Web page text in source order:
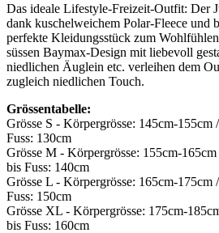
Das ideale Lifestyle-Freizeit-Outfit: Der
dank kuschelweichem Polar-Fleece und
perfekte Kleidungsstück zum
süssen Baymax-Design mit liebevoll
niedlichen Äuglein etc. verleihen dem
zugleich niedlichen Touch.
Grössentabelle:
Grösse S - Körpergrösse: 145cm-155cm
Fuss: 130cm
Grösse M - Körpergrösse: 155cm-
bis Fuss: 140cm
Grösse L - Körpergrösse: 165cm-175cm
Fuss: 150cm
Grösse XL - Körpergrösse: 175cm-
bis Fuss: 160cm